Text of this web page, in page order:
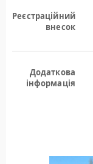
Реєстраційний
внесок
Додаткова
інформація